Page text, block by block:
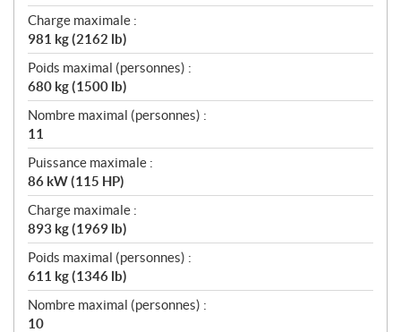
Charge maximale :
981 kg (2162 lb)
Poids maximal (personnes) :
680 kg (1500 lb)
Nombre maximal (personnes) :
11
Puissance maximale :
86 kW (115 HP)
Charge maximale :
893 kg (1969 lb)
Poids maximal (personnes) :
611 kg (1346 lb)
Nombre maximal (personnes) :
10